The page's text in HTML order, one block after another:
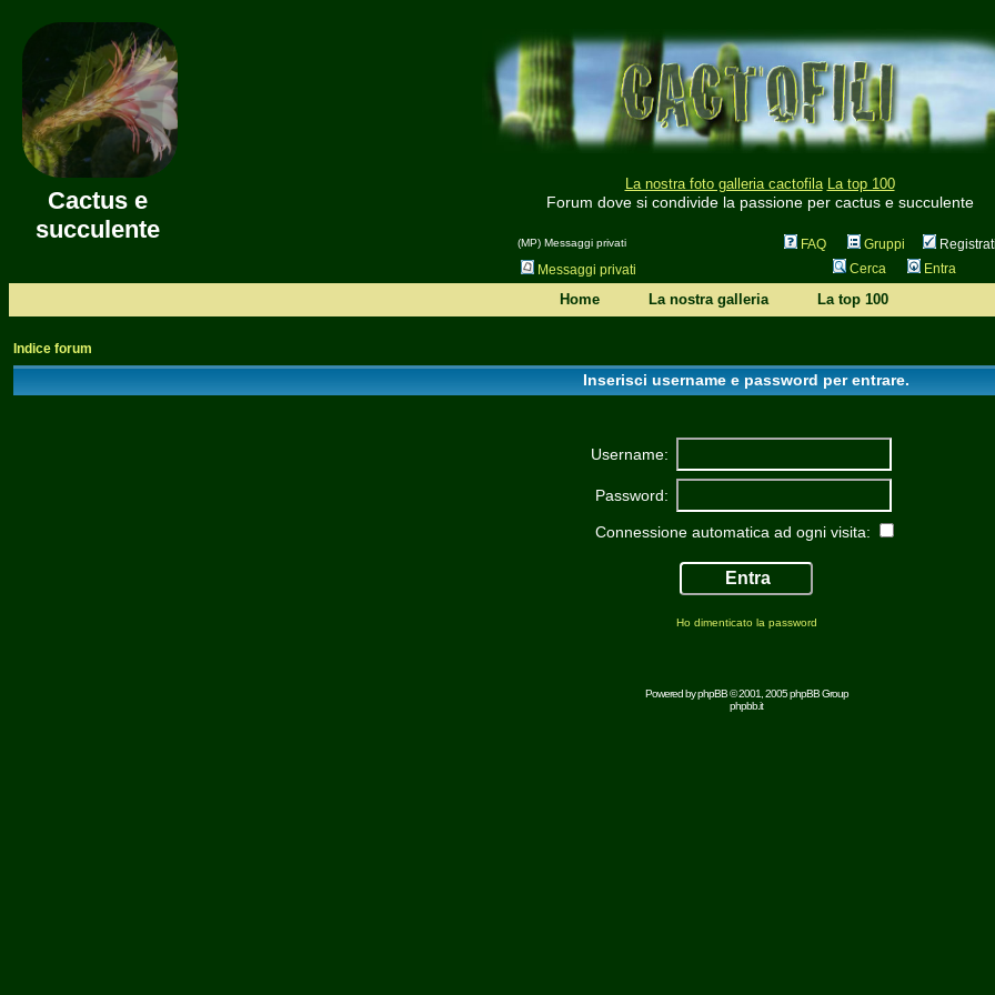
Cactus e
succulente
La nostra foto galleria cactofila La top 100
Forum dove si condivide la passione per cactus e succulente
(MP) Messaggi privati FAQ Gruppi
Messaggi privati
Cerca Entra
Home La nostra galleria La top 100
Indice forum
Inserisci username e password per entrare.
Username:
Password:
Connessione automatica ad ogni visita:
Ho dimenticato la password
Powered byphpBB© 2001, 2005 phpBB Group
phpbb.it